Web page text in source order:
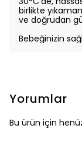
birlikte
ve doğrudan
Bebeğinizin
Yorumlar
Bu ürün için